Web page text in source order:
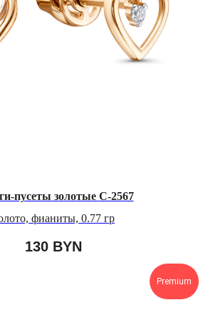
пусеты золотые C-2567
фианиты, 0.77 гр
130 BYN
Premium